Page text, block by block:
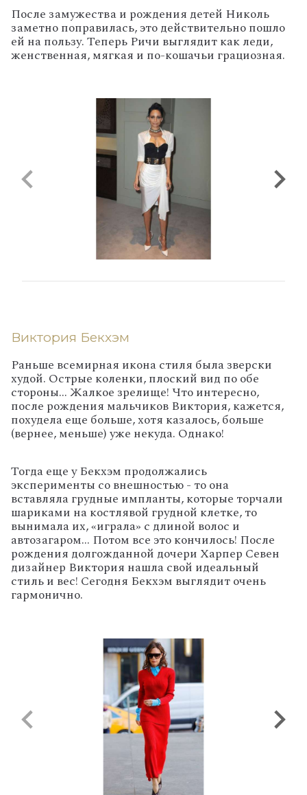
После замужества и рождения детей Николь
заметно поправилась, это действительно пошло
ей на пользу. Теперь Ричи выглядит как леди,
женственная, мягкая и по-кошачьи грациозная.
Виктория Бекхэм
Раньше всемирная икона стиля была зверски
худой. Острые коленки, плоский вид по обе
стороны... Жалкое зрелище! Что интересно,
после рождения мальчиков Виктория, кажется,
похудела еще больше, хотя казалось, больше
(вернее, меньше) уже некуда. Однако!
Тогда еще у Бекхэм продолжались
эксперименты со внешностью - то она
вставляла грудные импланты, которые торчали
шариками на костлявой грудной клетке, то
вынимала их, «играла» с длиной волос и
автозагаром… Потом все это кончилось! После
рождения долгожданной дочери Харпер Севен
дизайнер Виктория нашла свой идеальный
стиль и вес! Сегодня Бекхэм выглядит очень
гармонично.